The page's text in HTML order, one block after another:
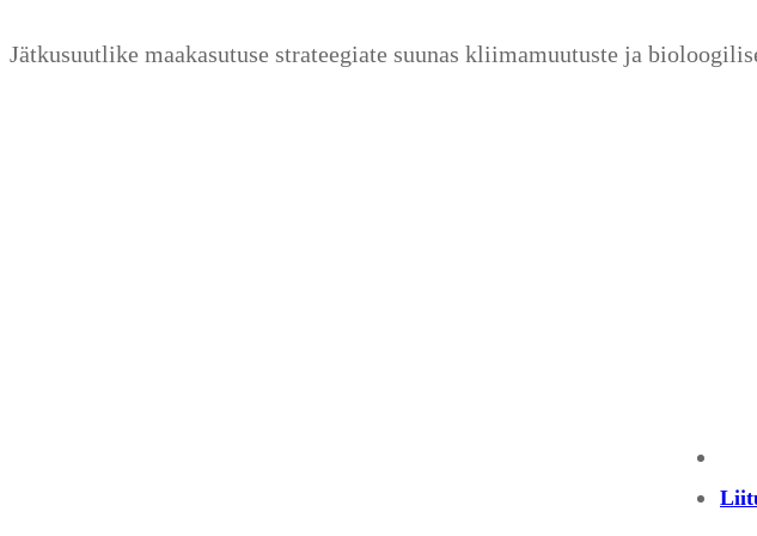
Inhalt
Jätkusuutlike maakasutuse strateegiate suunas kliimamuutuste ja